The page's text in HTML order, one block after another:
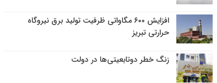
افزایش ۶۰۰ مگاواتی ظرفیت تولید برق نیروگاه
حرارتی تبریز
زنگ خطر دوتابعیتی‌ها در دولت